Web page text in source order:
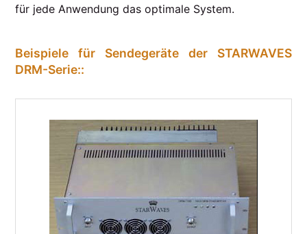
für jede Anwendung das optimale System.
Beispiele für Sendegeräte der STARWAVES
DRM-Serie::